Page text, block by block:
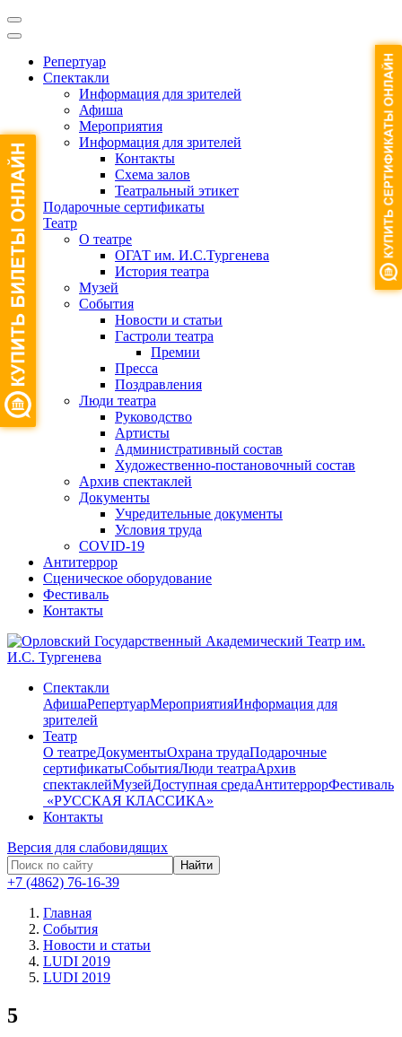
Репертуар
Спектакли
Информация для зрителей
Афиша
Мероприятия
Информация для зрителей
Контакты
Схема залов
Театральный этикет
Подарочные сертификаты
Театр
О театре
ОГАТ им. И.С.Тургенева
История театра
Музей
События
Новости и статьи
Гастроли театра
Премии
Пресса
Поздравления
Люди театра
Руководство
Артисты
Административный состав
Художественно-постановочный состав
Архив спектаклей
Документы
Учредительные документы
Условия труда
COVID-19
Антитеррор
Сценическое оборудование
Фестиваль
Контакты
Спектакли
АфишаРепертуарМероприятияИнформация для
зрителей
Театр
О театреДокументыОхрана трудаПодарочные
сертификатыСобытияЛюди театраАрхив
спектаклейМузейДоступная средаАнтитеррорФестиваль
​ «РУССКАЯ КЛАССИКА»
Контакты
Версия для слабовидящих
Найти
+7 (4862) 76-16-39
Главная
События
Новости и статьи
LUDI 2019
LUDI 2019
5